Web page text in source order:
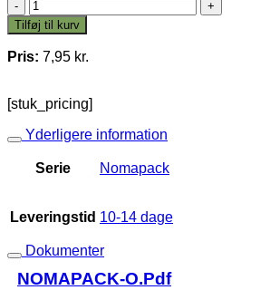
O
Unslit
antal
Tilføj til kurv
Pris: 7,95 kr.
[stuk_pricing]
Yderligere information
Serie Nomapack
Leveringstid 10-14 dage
Dokumenter
NOMAPACK-O.pdf